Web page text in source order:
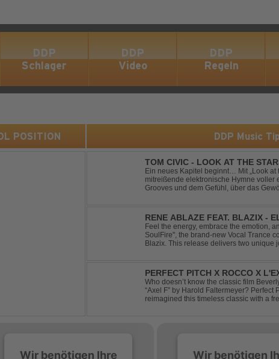
DDP
Schlager
DDP
Video
DDP
Regeln
POSITION DDP Music
TOM CIVIC - LOOK AT THE
Ein neues Kapitel beginnt… Mit „Look at the Stars“ präsentiert Tom Civic eine
mitreißende elektronische Hymne voller
Grooves und dem Gefühl, über das
RENE ABLAZE FEAT. BLAZIX -
Feel the energy, embrace the emotion,
SoulFire", the brand-new Vocal Trance
Blazix. This release delivers two unique
PERFECT PITCH X ROCCO X
Who doesn’t know the classic film
“Axel F” by Harold Faltermeyer? Perfect
reimagined this timeless classic with a
Wir benötigen Ihre
Wir benötigen